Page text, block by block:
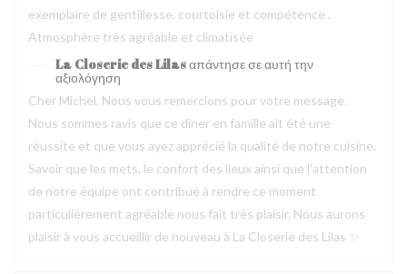
exemplaire de gentillesse, courtoisie et compétence .
Atmosphère très agréable et climatisée
La Closerie des Lilasαπάντησε σε αυτή την
αξιολόγηση
Cher Michel, Nous vous remercions pour votre message.
Nous sommes ravis que ce dîner en famille ait été une
réussite et que vous ayez apprécié la qualité de notre cuisine.
Savoir que les mets, le confort des lieux ainsi que l’attention
de notre équipe ont contribué à rendre ce moment
particulièrement agréable nous fait très plaisir. Nous aurons
plaisir à vous accueillir de nouveau à La Closerie des Lilas ✨